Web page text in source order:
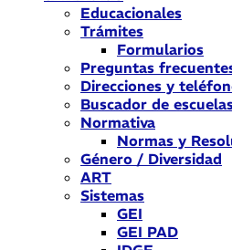
Educacionales
Trámites
Formularios
Preguntas
Direcciones y
Buscador de
Normativa
Normas y
Género / Diversidad
ART
Sistemas
GEI
GEI PAD